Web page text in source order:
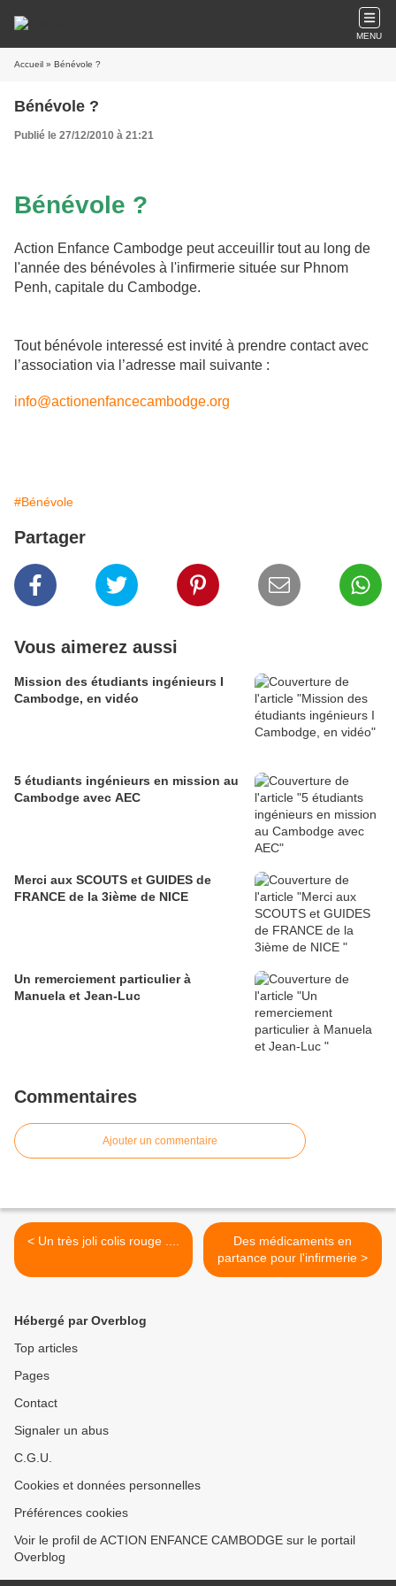
MENU
Accueil » Bénévole ?
Bénévole ?
Publié le 27/12/2010 à 21:21
Bénévole ?
Action Enfance Cambodge peut acceuillir tout au long de
l'année des bénévoles à l'infirmerie située sur Phnom
Penh, capitale du Cambodge.
Tout bénévole interessé est invité à prendre contact avec
l’association via l’adresse mail suivante :
info@actionenfancecambodge.org
#Bénévole
Partager
Vous aimerez aussi
Mission des étudiants ingénieurs I
Cambodge, en vidéo
5 étudiants ingénieurs en mission au
Cambodge avec AEC
Merci aux SCOUTS et GUIDES de
FRANCE de la 3ième de NICE
Un remerciement particulier à
Manuela et Jean-Luc
Commentaires
Ajouter un commentaire
< Un très joli colis rouge ....
Des médicaments en
partance pour l'infirmerie >
Hébergé par Overblog
Top articles
Pages
Contact
Signaler un abus
C.G.U.
Cookies et données personnelles
Préférences cookies
Voir le profil de ACTION ENFANCE CAMBODGE sur le portail
Overblog